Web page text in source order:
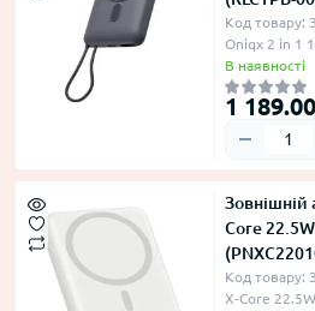
Код товару:
Oniqx 2 in 1
В наявності
1
Зовнішній
Core
Код товару:
X-Core